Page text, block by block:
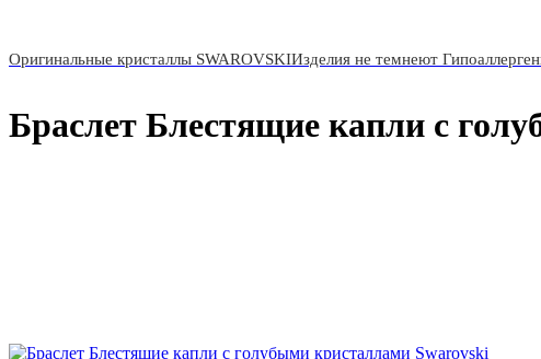
Оригинальные кристаллы SWAROVSKIИзделия не темнеют
Браслет Блестящие капли с